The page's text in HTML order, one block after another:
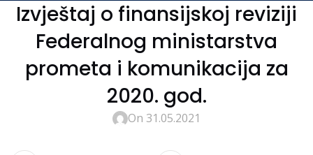
Izvještaj o finansijskoj reviziji
Federalnog ministarstva
prometa i komunikacija za
2020. god.
On 31.05.2021